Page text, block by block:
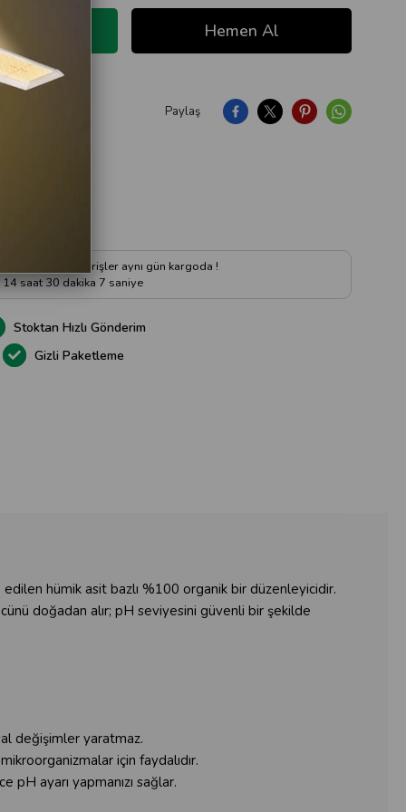
Paylaş
verilen siparişler aynı gün kargoda !
14saat30dakika 6 saniye
Stoktan Hızlı Gönderim
Gizli Paketleme
hümik asit bazlı %100 organik bir düzenleyicidir.
doğadan alır; pH seviyesini güvenli bir şekilde
değişimler yaratmaz.
için faydalıdır.
pH ayarı yapmanızı sağlar.